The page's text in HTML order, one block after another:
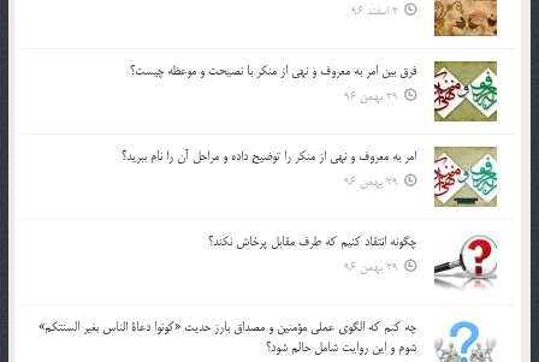
2 اسفند 96
فرق بين امر به معروف و نهي از منكر با نصيحت و موعظه چيست؟
29 بهمن 96
امر به معروف و نهي از منكر را توضيح داده و مراحل آن را نام ببريد؟
29 بهمن 96
چگونه انتقاد كنيم كه طرف مقابل پرخاش نكند؟
29 بهمن 96
چه كنم كه الگوي عملي مؤمنين و مصداق بارز حديث «كونوا دعاة الناس بغير السنتكم»
شوم و اين روايت شامل حالم شود؟